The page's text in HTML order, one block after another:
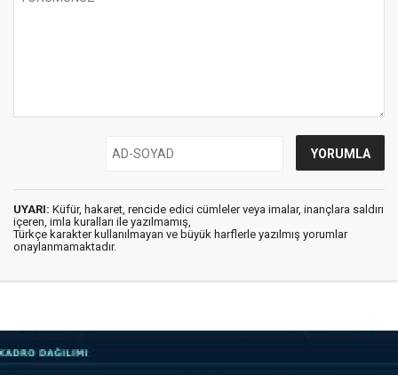
UYARI: Küfür, hakaret, rencide edici cümleler veya imalar, inançlara saldırı
içeren, imla kuralları ile yazılmamış,
Türkçe karakter kullanılmayan ve büyük harflerle yazılmış yorumlar
onaylanmamaktadır.